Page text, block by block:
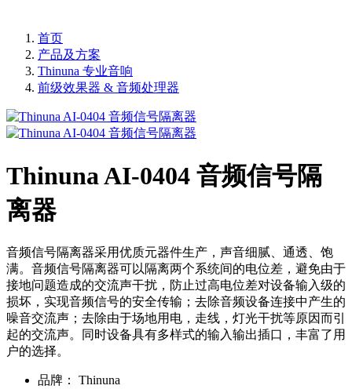
首页
产品及方案
Thinuna 专业音响
前级效果器 & 音频处理器
Thinuna AI-0404 音频信号隔
离器
音频信号隔离器采用优质元器件生产，声音细腻、通透、饱
满。音频信号隔离器可以隔离两个系统间的电位差，避免由于
接地问题造成的交流声干扰，防止过高电位差对设备输入级的
损坏，实现音频信号的安全传输；去除音频设备连接中产生的
噪音交流声；去除由于场地用电，走线，灯光干扰等原因而引
起的交流声。同时设备具有多样式的输入输出插口，丰富了用
户的选择。
品牌：
Thinuna